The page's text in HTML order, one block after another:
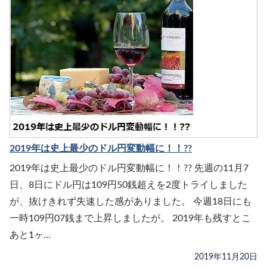
2019年は史上最少のドル円変動幅に！！??
2019年は史上最少のドル円変動幅に！！?? 先週の11月7
日、8日にドル円は109円50銭超えを2度トライしました
が、抜けきれず失速した感がありました。 今週18日にも
一時109円07銭まで上昇しましたが。 2019年も残すとこ
あと1ヶ...
2019年11月20日